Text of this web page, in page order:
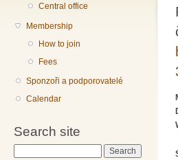
Central office
Membership
How to join
Fees
Sponzoři a podporovatelé
Calendar
Search site